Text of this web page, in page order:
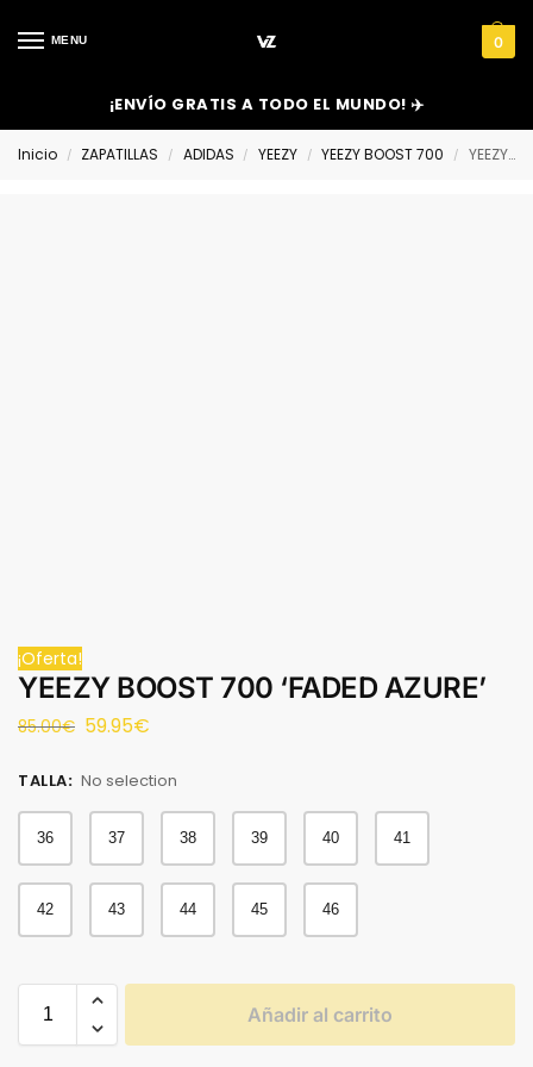
MENU 0
¡ENVÍO GRATIS A TODO EL MUNDO! ✈️
Inicio / ZAPATILLAS / ADIDAS / YEEZY / YEEZY BOOST 700 / YEEZY BOOST 700 ‘FADED AZURE’
¡Oferta!
YEEZY BOOST 700 ‘FADED AZURE’
85.00€ 59.95€
TALLA: No selection
36 37 38 39 40 41
42 43 44 45 46
Añadir al carrito